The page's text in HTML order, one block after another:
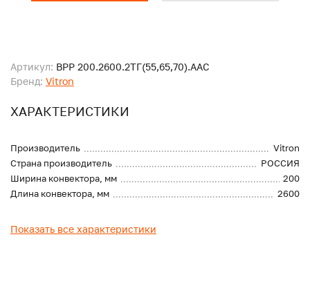
Артикул: ВРР 200.2600.2ТГ(55,65,70).ААС
Бренд: Vitron
ХАРАКТЕРИСТИКИ
Производитель
Vitron
Страна производитель
РОССИЯ
Ширина конвектора, мм
200
Длина конвектора, мм
2600
Показать все характеристики